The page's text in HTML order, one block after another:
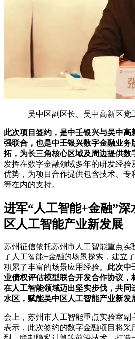
吴中区副区长、吴中高新区党
此次项目签约，是中壬银兴与吴中高
强联合，也是中壬银兴数字金融业务
拓，为长三角核心区域及周边提供数
发挥在数字金融领域多年的研发经验
优势，为项目合作提供包含技术、专
等在内的支持。
进军“人工智能+金融”深
区人工智能产业新发展
苏州征信依托苏州市人工智能重点实
了人工智能+金融的场景探索，建立
积累了丰富的场景应用经验。 此次中
业债权评估模型联合开发合作协议，
在人工智能领域迈出坚实步伐，共同
水区，赋能吴中区人工智能产业新发
会上，苏州市人工智能重点实验室副
表示，此次签约的数字金融项目将采